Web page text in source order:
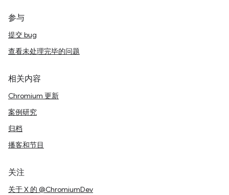
参与
提交 bug
查看未处理完毕的问题
相关内容
Chromium 更新
案例研究
归档
播客和节目
关注
关于 X 的 @ChromiumDev